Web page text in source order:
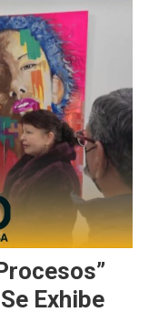
Exhibe